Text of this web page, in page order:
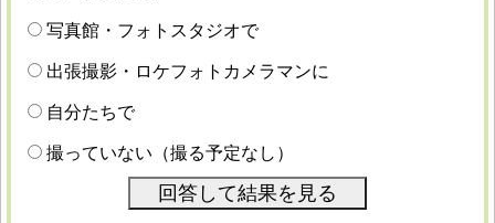
写真館・フォトスタジオで
出張撮影・ロケフォトカメラマンに
自分たちで
撮っていない（撮る予定なし）